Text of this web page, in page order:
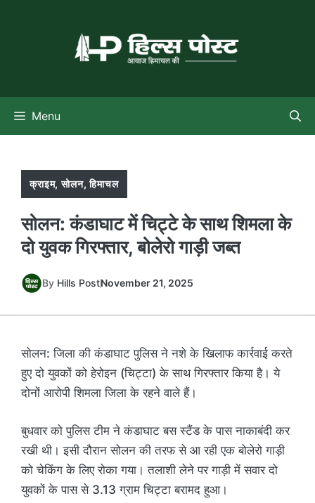
Menu
क्राइम,सोलन,हिमाचल
सोलन: कंडाघाट में चिट्टे के साथ शिमला के
दो युवक गिरफ्तार, बोलेरो गाड़ी जब्त
By Hills PostNovember 21, 2025
सोलन: जिला की कंडाघाट पुलिस ने नशे के खिलाफ कार्रवाई करते
हुए दो युवकों को हेरोइन (चिट्टा) के साथ गिरफ्तार किया है। ये
दोनों आरोपी शिमला जिला के रहने वाले हैं।
बुधवार को पुलिस टीम ने कंडाघाट बस स्टैंड के पास नाकाबंदी कर
रखी थी। इसी दौरान सोलन की तरफ से आ रही एक बोलेरो गाड़ी
को चेकिंग के लिए रोका गया। तलाशी लेने पर गाड़ी में सवार दो
युवकों के पास से 3.13 ग्राम चिट्टा बरामद हुआ।